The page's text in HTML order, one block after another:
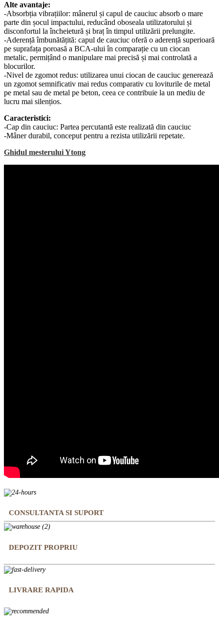
Alte avantaje:
-Absorbția vibrațiilor: mânerul și capul de cauciuc absorb o mare
parte din șocul impactului, reducând oboseala utilizatorului și
disconfortul la încheietură și braț în timpul utilizării prelungite.
-Aderență îmbunătățită: capul de cauciuc oferă o aderență superioară
pe suprafața poroasă a BCA-ului în comparație cu un ciocan
metalic, permițând o manipulare mai precisă și mai controlată a
blocurilor.
-Nivel de zgomot redus: utilizarea unui ciocan de cauciuc generează
un zgomot semnificativ mai redus comparativ cu loviturile de metal
pe metal sau de metal pe beton, ceea ce contribuie la un mediu de
lucru mai silențios.
Caracteristici:
-Cap din cauciuc: Partea percutantă este realizată din cauciuc
-Mâner durabil, conceput pentru a rezista utilizării repetate.
Ghidul mesterului Ytong
CONSULTANTA SI SUPORT
DEPOZIT PROPRIU
LIVRARE RAPIDA